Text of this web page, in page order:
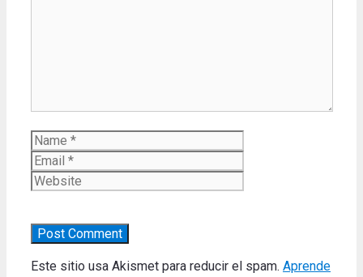
Name
Este sitio usa Akismet para reducir el spam. Aprende